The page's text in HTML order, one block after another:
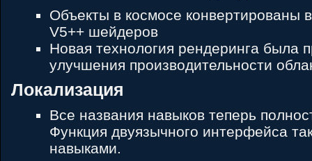
Объекты в космосе конвертированы
V5++ шейдеров
Новая технология рендеринга была
улучшения производительности
Локализация
Все названия навыков теперь
Функция двуязычного интерфейса
навыками.